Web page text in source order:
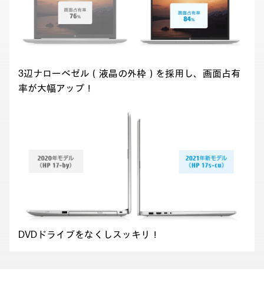
3辺ナローベゼル（液晶の外枠）を採用し、画面占有
率が大幅アップ！
DVDドライブをなくしスッキリ！